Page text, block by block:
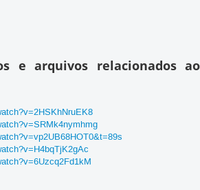
e arquivos relacionados ao